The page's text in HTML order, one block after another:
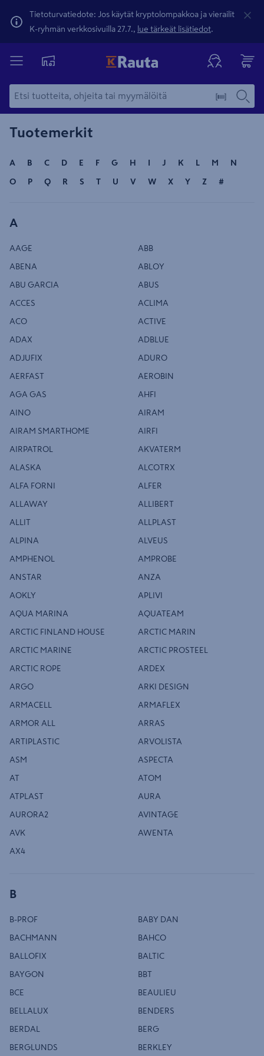
Tietoturvatiedote: Jos käytät kryptolompakkoa ja vierailit
K-ryhmän verkkosivuilla 27.7., lue tärkeät lisätiedot.
Tuotemerkit
A B C D E F G H J K L M N
O P Q R S T U V W X Y Z #
A
AAGE ABB
ABENA ABLOY
ABU GARCIA ABUS
ACCES ACLIMA
ACO ACTIVE
ADAX ADBLUE
ADJUFIX ADURO
AERFAST AEROBIN
AGA GAS AHFI
AINO AIRAM
AIRAM SMARTHOME AIRFI
AIRPATROL AKVATERM
ALASKA ALCOTRX
ALFA FORNI ALFER
ALLAWAY ALLIBERT
ALLIT ALLPLAST
ALPINA ALVEUS
AMPHENOL AMPROBE
ANSTAR ANZA
AOKLY APLIVI
AQUA MARINA AQUATEAM
ARCTIC FINLAND HOUSE ARCTIC MARIN
ARCTIC MARINE ARCTIC PROSTEEL
ARCTIC ROPE ARDEX
ARGO ARKI DESIGN
ARMACELL ARMAFLEX
ARMOR ALL ARRAS
ARTIPLASTIC ARVOLISTA
ASM ASPECTA
AT ATOM
ATPLAST AURA
AURORA2 AVINTAGE
AVK AWENTA
AX4
B
B-PROF BABY DAN
BACHMANN BAHCO
BALLOFIX BALTIC
BAYGON BBT
BCE BEAULIEU
BELLALUX BENDERS
BERDAL BERG
BERGLUNDS BERKLEY